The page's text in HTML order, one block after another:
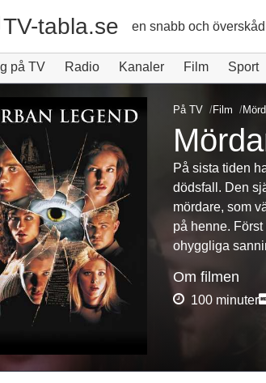
TV-tabla.se en snabb och
på TV Radio Kanaler Film Sport
På TV Film
På sista tiden
dödsfall. Den
mördare, som
på henne.
ohyggliga
Om filmen
100 minuter